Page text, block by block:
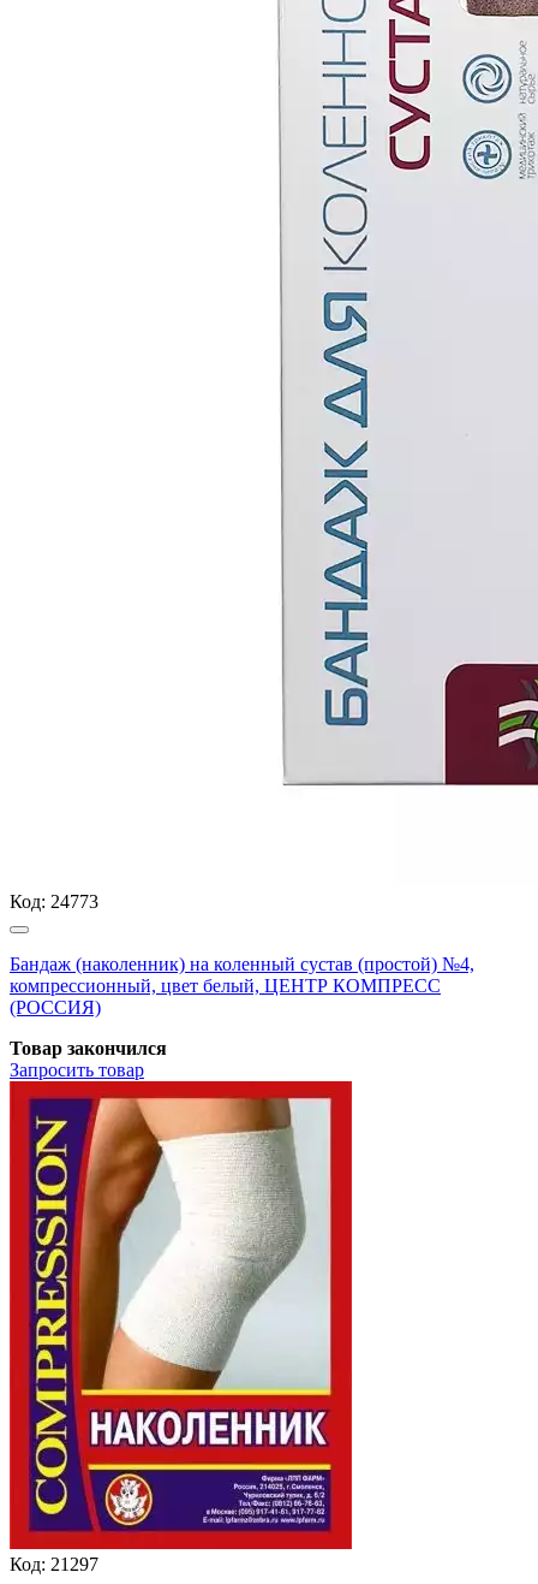
Код: 24773
Бандаж (наколенник) на коленный сустав (простой) №4,
компрессионный, цвет белый, ЦЕНТР КОМПРЕСС
(РОССИЯ)
Товар закончился
Запросить товар
Код: 21297